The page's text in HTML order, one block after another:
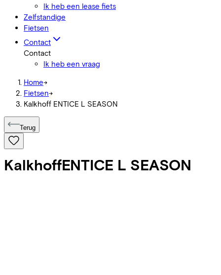
Ik heb een lease fiets
Zelfstandige
Fietsen
Contact
Contact
Ik heb een vraag
Home->
Fietsen->
Kalkhoff ENTICE L SEASON
Terug
KalkhoffENTICE L SEASON